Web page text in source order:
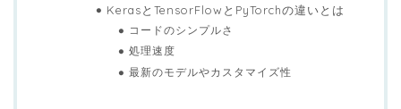
KerasとTensorFlowとPyTorchの違いとは
コードのシンプルさ
処理速度
最新のモデルやカスタマイズ性